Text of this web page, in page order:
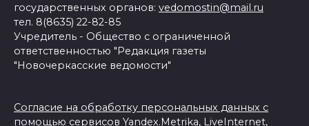
государственных органов: vedomostin@mail.ru
тел. 8(8635) 22-82-85
Учредитель - Общество с ограниченной
ответственностью "Редакция газеты
"Новочеркасские ведомости"
Согласие на обработку персональных данных с
помощью сервисов Yandex.Metrika, LiveInternet,